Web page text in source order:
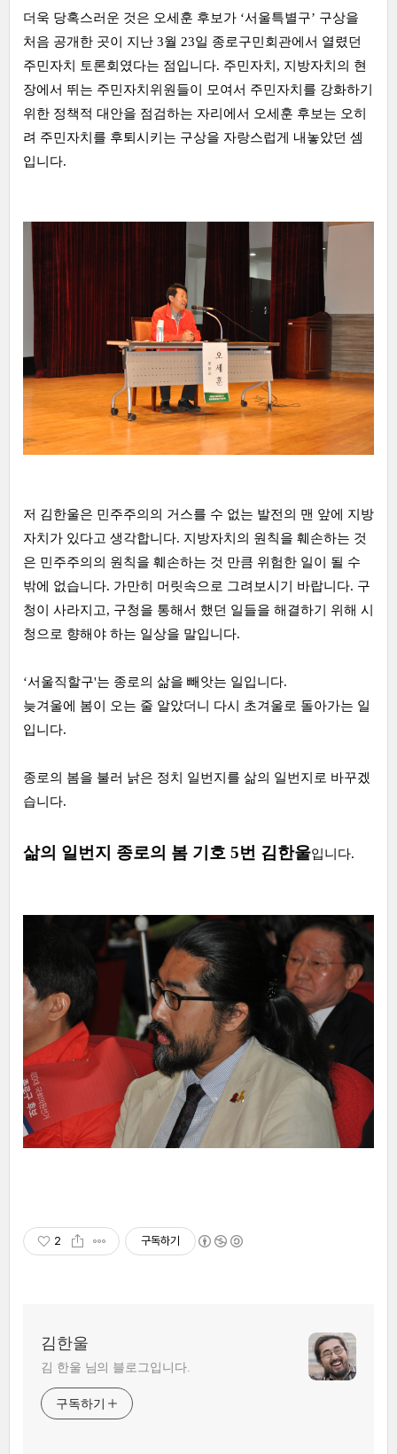
더욱 당혹스러운 것은 오세훈 후보가 ‘서울특별구’ 구상을
처음 공개한 곳이 지난 3월 23일 종로구민회관에서 열렸던
주민자치 토론회였다는 점입니다. 주민자치, 지방자치의 현
장에서 뛰는 주민자치위원들이 모여서 주민자치를 강화하기
위한 정책적 대안을 점검하는 자리에서 오세훈 후보는 오히
려 주민자치를 후퇴시키는 구상을 자랑스럽게 내놓았던 셈
입니다.
저 김한울은 민주주의의 거스를 수 없는 발전의 맨 앞에 지방
자치가 있다고 생각합니다. 지방자치의 원칙을 훼손하는 것
은 민주주의의 원칙을 훼손하는 것 만큼 위험한 일이 될 수
밖에 없습니다. 가만히 머릿속으로 그려보시기 바랍니다. 구
청이 사라지고, 구청을 통해서 했던 일들을 해결하기 위해 시
청으로 향해야 하는 일상을 말입니다.
‘서울직할구'는 종로의 삶을 빼앗는 일입니다.
늦겨울에 봄이 오는 줄 알았더니 다시 초겨울로 돌아가는 일
입니다.
종로의 봄을 불러 낡은 정치 일번지를 삶의 일번지로 바꾸겠
습니다.
삶의 일번지 종로의 봄 기호 5번 김한울입니다.
2 구독하기
김한울
김 한울 님의 블로그입니다.
구독하기